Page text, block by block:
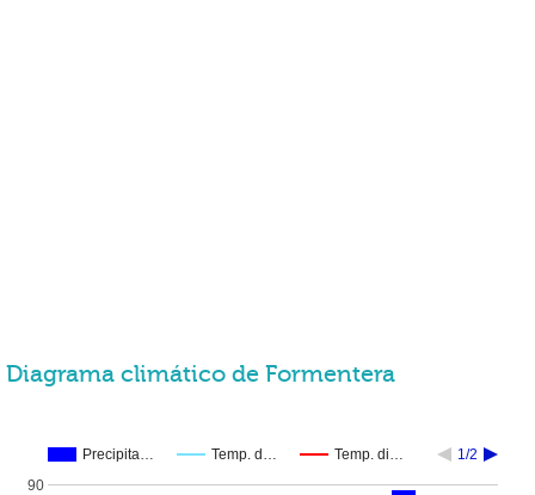
Diagrama climático de Formentera
Precipita… Temp. d… Temp. di… 1/2
90